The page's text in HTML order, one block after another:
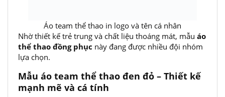
Áo team thể thao in logo và tên cá nhân
Nhờ thiết kế trẻ trung và chất liệu thoáng mát, mẫu áo
thể thao đồng phục này đang được nhiều đội nhóm
lựa chọn.
Mẫu áo team thể thao đen đỏ – Thiết kế
mạnh mẽ và cá tính